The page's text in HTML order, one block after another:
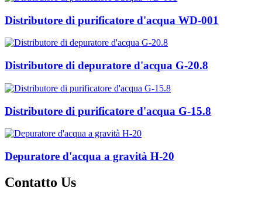
Distributore di purificatore d'acqua WD-001
Distributore di depuratore d'acqua G-20.8
Distributore di purificatore d'acqua G-15.8
Depuratore d'acqua a gravità H-20
Contatto Us